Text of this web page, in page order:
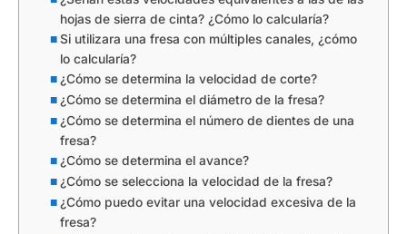
hojas de sierra de cinta? ¿Cómo lo calcularía?
Si utilizara una fresa con múltiples canales, ¿cómo
lo calcularía?
¿Cómo se determina la velocidad de corte?
¿Cómo se determina el diámetro de la fresa?
¿Cómo se determina el número de dientes de una
fresa?
¿Cómo se determina el avance?
¿Cómo se selecciona la velocidad de la fresa?
¿Cómo puedo evitar una velocidad excesiva de la
fresa?